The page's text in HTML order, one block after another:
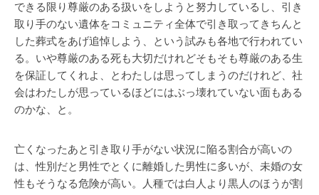
できる限り尊厳のある扱いをしようと努力しているし、引き
取り手のない遺体をコミュニティ全体で引き取ってきちんと
した葬式をあげ追悼しよう、という試みも各地で行われてい
る。いや尊厳のある死も大切だけれどそもそも尊厳のある生
を保証してくれよ、とわたしは思ってしまうのだけれど、社
会はわたしが思っているほどにはぶっ壊れていない面もある
のかな、と。
亡くなったあと引き取り手がない状況に陥る割合が高いの
は、性別だと男性でとくに離婚した男性に多いが、未婚の女
性もそうなる危険が高い。人種では白人より黒人のほうが割